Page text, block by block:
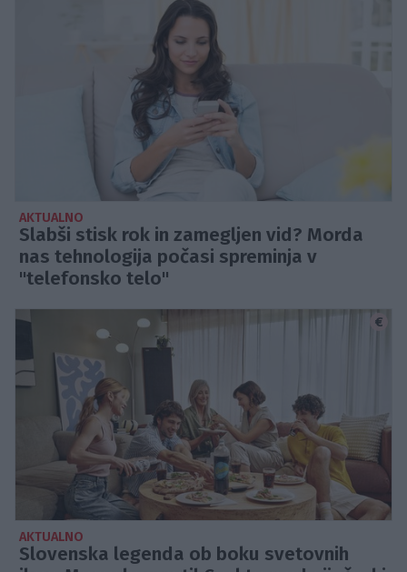
AKTUALNO
Slabši stisk rok in zamegljen vid? Morda
nas tehnologija počasi spreminja v
"telefonsko telo"
AKTUALNO
Slovenska legenda ob boku svetovnih